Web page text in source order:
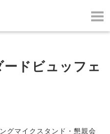
ードビュッフェ
グマイクスタンド・懇親会